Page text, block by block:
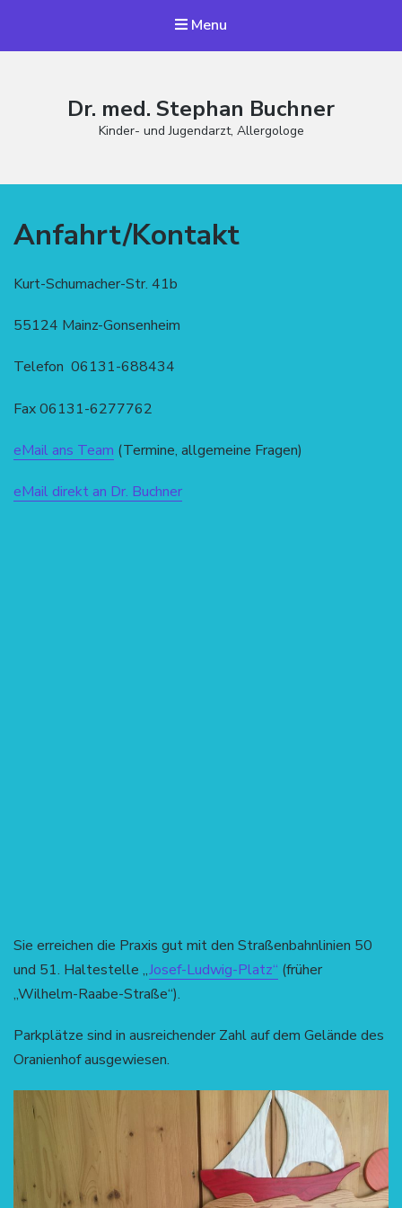
Menu
Dr. med. Stephan Buchner
Kinder- und Jugendarzt, Allergologe
Anfahrt/Kontakt
Kurt-Schumacher-Str. 41b
55124 Mainz-Gonsenheim
Telefon 06131-688434
Fax 06131-6277762
eMail ans Team (Termine, allgemeine Fragen)
eMail direkt an Dr. Buchner
Sie erreichen die Praxis gut mit den Straßenbahnlinien 50
und 51. Haltestelle „Josef-Ludwig-Platz“ (früher
„Wilhelm-Raabe-Straße“).
Parkplätze sind in ausreichender Zahl auf dem Gelände des
Oranienhof ausgewiesen.